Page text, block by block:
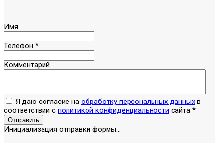
Имя
Телефон *
Комментарий
Я даю согласие на обработку персональных данных в
соответствии с политикой конфиденциальности сайта *
Отправить
Инициализация отправки формы...